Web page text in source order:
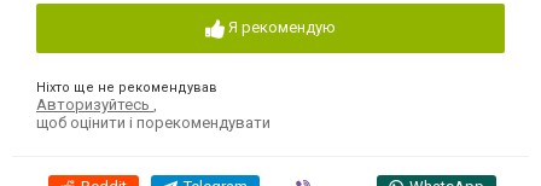
Я рекомендую
Ніхто ще не рекомендував
Авторизуйтесь
щоб оцінити і порекомендувати